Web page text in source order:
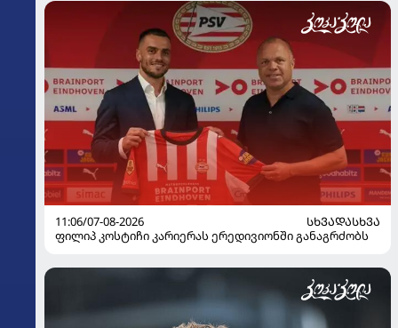
11:06/07-08-2026
ᲡᲮᲕᲐᲓᲐᲡᲮᲕᲐ
ფილიპ კოსტიჩი კარიერას ერედივიონში განაგრძობს